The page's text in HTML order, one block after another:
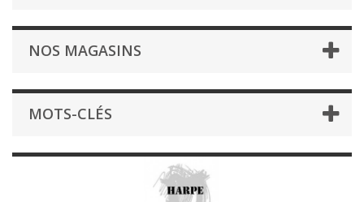
NOS MAGASINS
MOTS-CLÉS